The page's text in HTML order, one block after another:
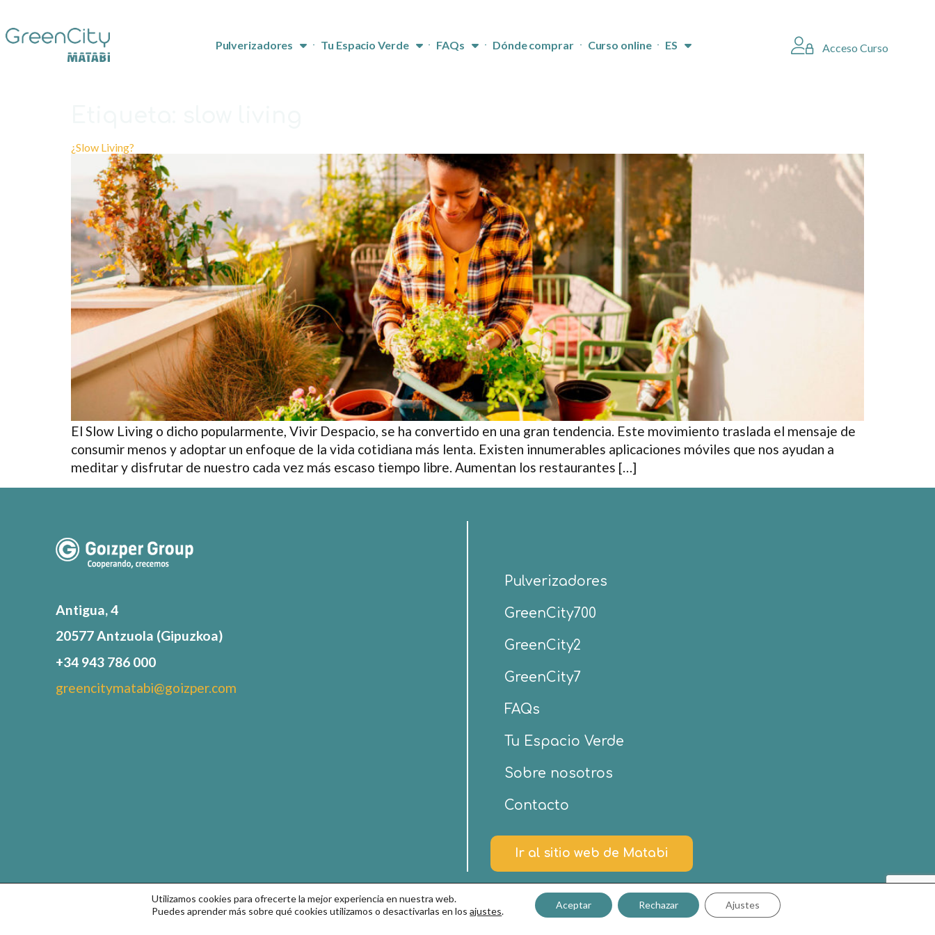
Pulverizadores Tu Espacio Verde FAQs Dónde comprar Curso online ES Acceso Curso
¿Slow Living?
El Slow Living o dicho popularmente, Vivir Despacio, se ha convertido en una gran tendencia. Este movimiento traslada el mensaje de
consumir menos y adoptar un enfoque de la vida cotidiana más lenta. Existen innumerables aplicaciones móviles que nos ayudan a
meditar y disfrutar de nuestro cada vez más escaso tiempo libre. Aumentan los restaurantes […]
Antigua, 4
20577 Antzuola (Gipuzkoa)
+34 943 786 000
greencitymatabi@goizper.com
Pulverizadores
GreenCity700
GreenCity2
GreenCity7
FAQs
Tu Espacio Verde
Sobre nosotros
Contacto
Ir al sitio web de Matabi
Utilizamos cookies para ofrecerte la mejor experiencia en nuestra web.
Puedes aprender más sobre qué cookies utilizamos o desactivarlas en losajustes.
Aceptar Rechazar Ajustes